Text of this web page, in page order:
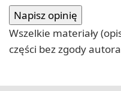
Wszelkie materiały
części bez zgody